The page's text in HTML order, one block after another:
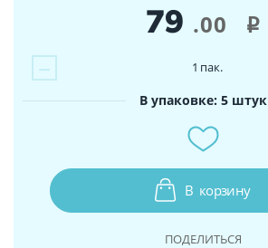
79 .00 i
− 1 пак.
В упаковке: 5 штук
В корзину
ПОДЕЛИТЬСЯ